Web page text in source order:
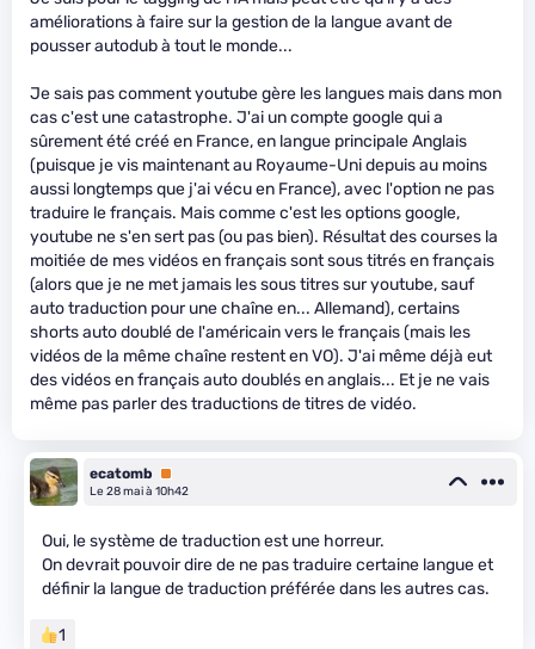
améliorations à faire sur la gestion de la langue avant de
pousser autodub à tout le monde...
Je sais pas comment youtube gère les langues mais dans mon
cas c'est une catastrophe. J'ai un compte google qui a
sûrement été créé en France, en langue principale Anglais
(puisque je vis maintenant au Royaume-Uni depuis au moins
aussi longtemps que j'ai vécu en France), avec l'option ne pas
traduire le français. Mais comme c'est les options google,
youtube ne s'en sert pas (ou pas bien). Résultat des courses la
moitiée de mes vidéos en français sont sous titrés en français
(alors que je ne met jamais les sous titres sur youtube, sauf
auto traduction pour une chaîne en... Allemand), certains
shorts auto doublé de l'américain vers le français (mais les
vidéos de la même chaîne restent en VO). J'ai même déjà eut
des vidéos en français auto doublés en anglais... Et je ne vais
même pas parler des traductions de titres de vidéo.
ecatomb
Premium
Le 28 mai à 10h42
Oui, le système de traduction est une horreur.
On devrait pouvoir dire de ne pas traduire certaine langue et
définir la langue de traduction préférée dans les autres cas.
1